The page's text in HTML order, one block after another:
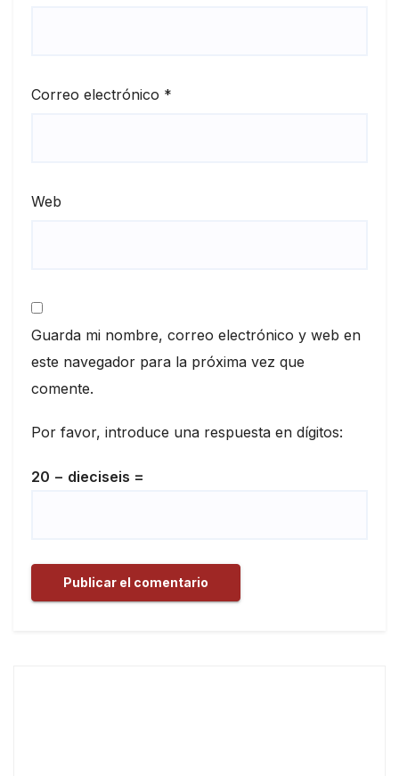
Correo electrónico *
Web
Guarda mi nombre, correo electrónico y web en
este navegador para la próxima vez que
comente.
Por favor, introduce una respuesta en dígitos:
20 − dieciseis =